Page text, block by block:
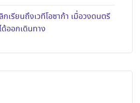
เรียนถึงเวทีโอซาก้า เมื่อวงดนตรี
ออกเดินทาง